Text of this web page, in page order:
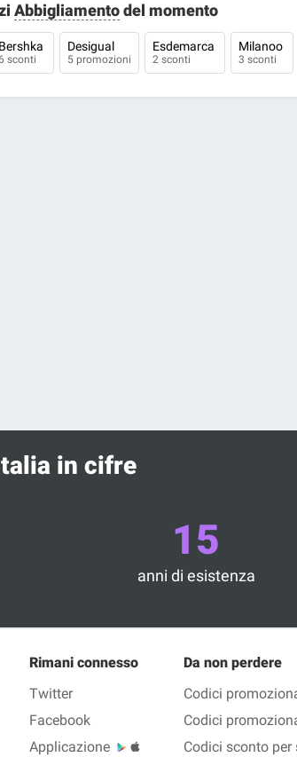
Abbigliamentodel momento
Bershka
sconti
Desigual
5 promozioni
Esdemarca
2 sconti
Milanoo
3 sconti
in cifre
15
anni di esistenza
Rimani connesso
Twitter
Facebook
Applicazione
Da non perdere
Codici
Codici
Codici sconto per